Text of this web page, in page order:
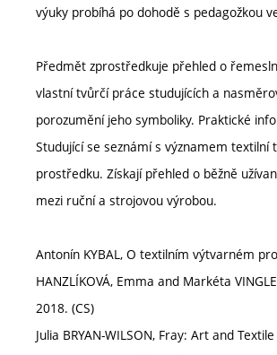
výuky probíhá po dohodě s pedagožkou
Předmět zprostředkuje přehled o
vlastní tvůrčí práce studujících a
porozumění jeho symboliky. Praktické
Studující se seznámí s významem
prostředku. Získají přehled o běžně
mezi ruční a strojovou výrobou.
Antonín KYBAL, O textilním výtvarném
HANZLÍKOVÁ, Emma and Markéta
2018. (CS)
Julia BRYAN-WILSON, Fray: Art and